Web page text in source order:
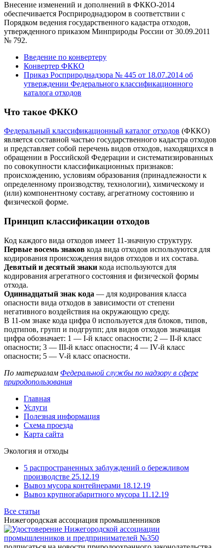
Внесение изменений и дополнений в ФККО-2014
обеспечивается Росприроднадзором в соответствии с
Порядком ведения государственного кадастра отходов,
утвержденного приказом Минприроды России от 30.09.2011
№ 792.
Введение по конвертеру
Конвертер ФККО
Приказ Росприроднадзора № 445 от 18.07.2014 об
утверждении Федерального классификационного
каталога отходов
Что такое ФККО
Федеральный классификационный каталог отходов (ФККО)
является составной частью государственного кадастра отходов
и представляет собой перечень видов отходов, находящихся в
обращении в Российской Федерации и систематизированных
по совокупности классификационных признаков:
происхождению, условиям образования (принадлежности к
определенному производству, технологии), химическому и
(или) компонентному составу, агрегатному состоянию и
физической форме.
Принцип классификации отходов
Код каждого вида отходов имеет 11-значную структуру.
Первые восемь знаков кода вида отходов используются для
кодирования происхождения видов отходов и их состава.
Девятый и десятый знаки кода используются для
кодирования агрегатного состояния и физической формы
отхода.
Одиннадцатый знак кода — для кодирования класса
опасности вида отходов в зависимости от степени
негативного воздействия на окружающую среду.
В 11-ом знаке кода цифра 0 используется для блоков, типов,
подтипов, групп и подгрупп; для видов отходов значащая
цифра обозначает: 1 — I-й класс опасности; 2 — II-й класс
опасности; 3 — III-й класс опасности; 4 — IV-й класс
опасности; 5 — V-й класс опасности.
По материалам Федеральной службы по надзору в сфере
природопользования
Главная
Услуги
Полезная информация
Схема проезда
Карта сайта
Экология и отходы
5 распространенных заблуждений о бережливом
производстве 25.12.19
Вывоз мусора контейнерами 18.12.19
Вывоз крупногабаритного мусора 11.12.19
Все статьи
Нижегородская ассоциация промышленников